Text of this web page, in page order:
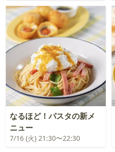
なるほど！パスタの新メ
ニュー
7/16 (火) 21:30〜22:30